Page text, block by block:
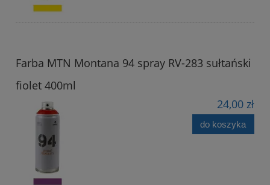
Farba MTN Montana 94 spray RV-283 sułtański
fiolet 400ml
24,00 zł
do koszyka